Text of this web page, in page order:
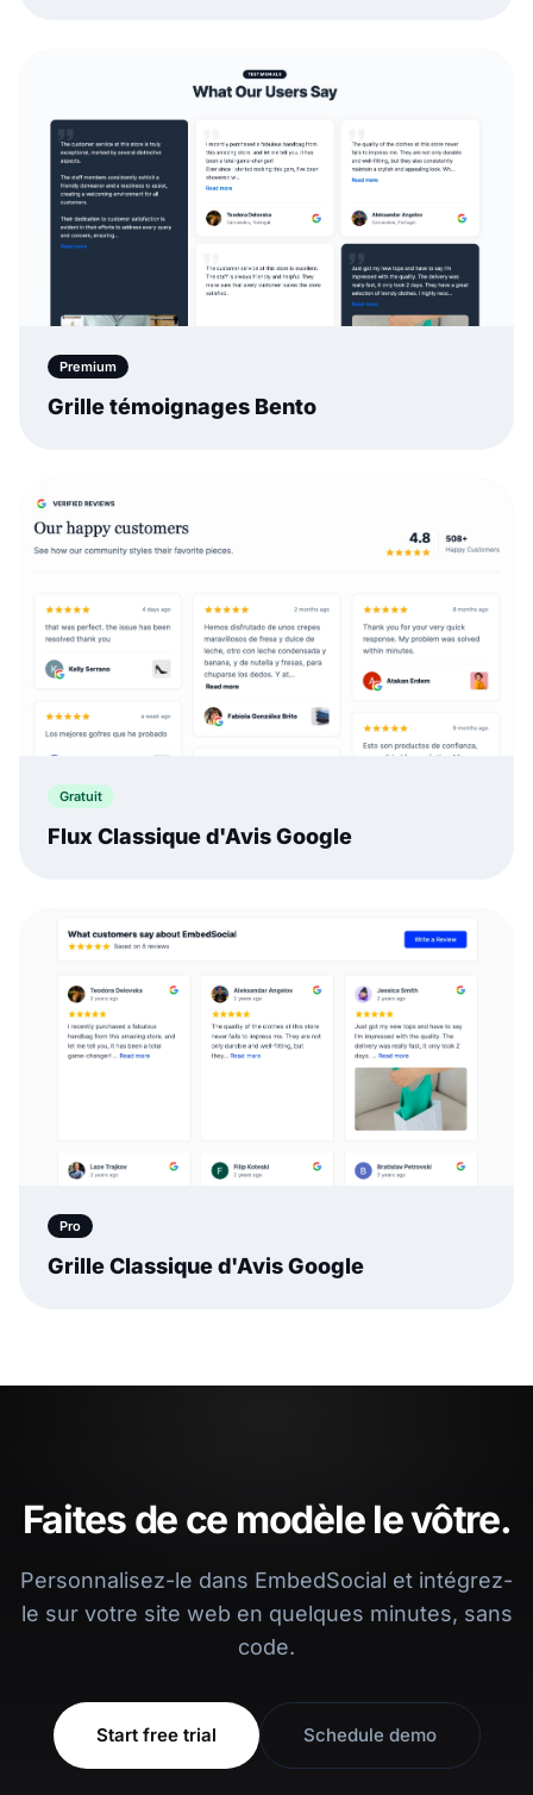
Premium
Grille témoignages Bento
Gratuit
Flux Classique d'Avis Google
Pro
Grille Classique d'Avis Google
Faites de ce modèle le vôtre.
Personnalisez-le dans EmbedSocial et intégrez-
le sur votre site web en quelques minutes, sans
code.
Start free trial Schedule demo